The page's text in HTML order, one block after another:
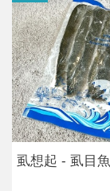
虱想起 - 虱目